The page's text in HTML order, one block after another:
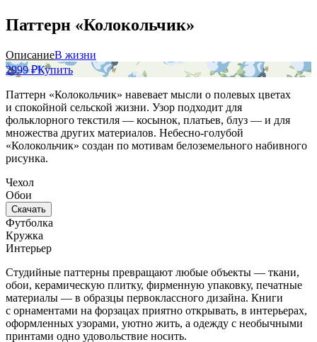
Паттерн «Колокольчик»
ОписаниеВ жизни
2999 ₽Купить
Паттерн «Колокольчик» навевает мысли о полевых цветах
и спокойной сельской жизни. Узор подходит для
фольклорного текстиля — косынок, платьев, блуз — и для
множества других материалов. Небесно-голубой
«Колокольчик» создан по мотивам белоземельного набивного
рисунка.
Чехол
Обои
Скачать
Футболка
Кружка
Интерьер
Студийные паттерны превращают любые объекты — ткани,
обои, керамическую плитку, фирменную упаковку, печатные
материалы — в образцы первоклассного дизайна. Книги
с орнаментами на форзацах приятно открывать, в интерьерах,
оформленных узорами, уютно жить, а одежду с необычными
принтами одно удовольствие носить.